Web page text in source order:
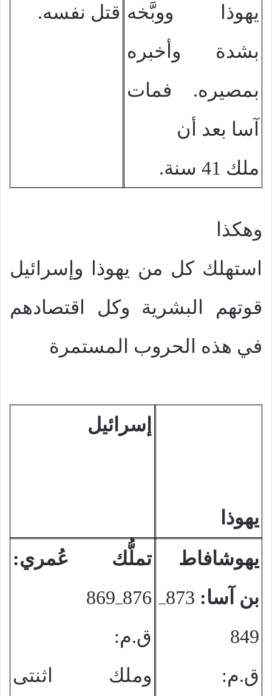
يهوذا ووبَّخه
بشدة وأخبره
بمصيره. فمات
آسا بعد أن
ملك 41 سنة.
قتل نفسه.
وهكذا
استهلك كل من يهوذا وإسرائيل
قوتهم البشرية وكل اقتصادهم
في هذه الحروب المستمرة
يهوذا
إسرائيل
يهوشافاط
بن آسا: 873
–
849
ق.م:
تملُّك عُمري:
876
–
869
ق.م:
وملك اثنتى